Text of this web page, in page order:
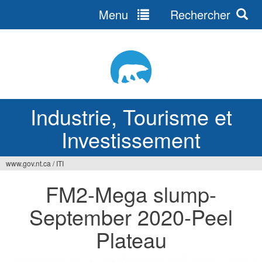
Industrie, Tourisme et
Investissement
Menu Rechercher
www.gov.nt.ca / ITI
FM2-Mega slump-
September 2020-Peel
Plateau